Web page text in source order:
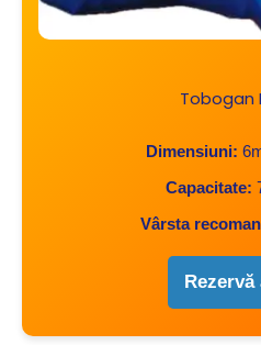
Tobogan
Dimensiuni:
Capacitate:
Vârsta
Rezervă